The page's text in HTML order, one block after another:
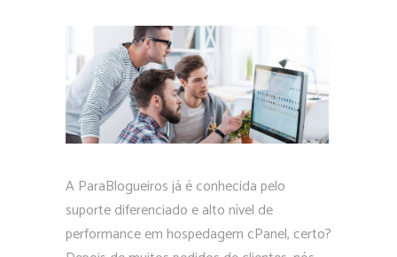
A ParaBlogueiros já é conhecida pelo
suporte diferenciado e alto nível de
performance em hospedagem cPanel, certo?